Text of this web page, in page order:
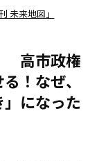
未来地図」
高市政権
！なぜ、
になった